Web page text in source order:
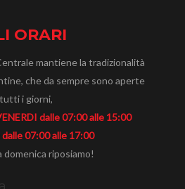
ORARI
mantiene la tradizionalità
che da sempre sono aperte
tutti i giorni,
dalle 07:00 alle 15:00
07:00 alle 17:00
domenica riposiamo!